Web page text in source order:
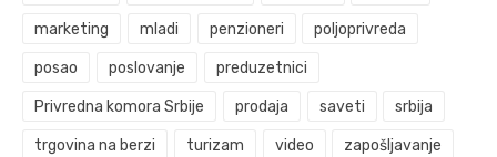
marketing mladi penzioneri poljoprivreda
posao poslovanje preduzetnici
Privredna komora Srbije prodaja saveti srbija
trgovina na berzi turizam video zapošljavanje